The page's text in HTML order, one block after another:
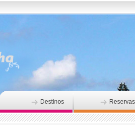
Destinos Reservas